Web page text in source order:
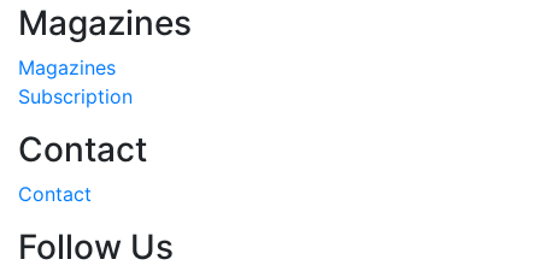
Magazines
Magazines
Subscription
Contact
Contact
Follow Us